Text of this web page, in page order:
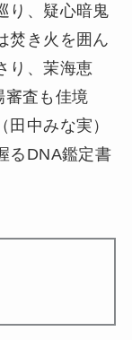
り、疑心暗鬼
焚き火を囲ん
り、茉海恵
審査も佳境
中みな実）
るDNA鑑定書